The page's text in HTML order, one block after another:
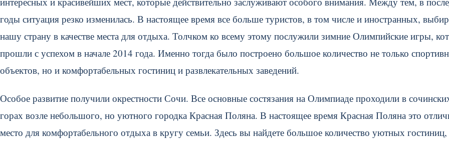
годы ситуация резко изменилась. В настоящее время все больше туристов, в том числе и иностранных,
нашу страну в качестве места для отдыха. Толчком ко всему этому послужили зимние Олимпийские игры,
прошли с успехом в начале 2014 года. Именно тогда было построено большое количество не только
объектов, но и комфортабельных гостиниц и развлекательных заведений.
Особое развитие получили окрестности Сочи. Все основные состязания на Олимпиаде проходили в
горах возле небольшого, но уютного городка Красная Поляна. В настоящее время Красная Поляна это
место для комфортабельного отдыха в кругу семьи. Здесь вы найдете большое количество уютных гостиниц,